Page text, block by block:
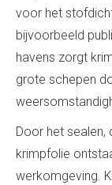
voor het
bijvoorbeeld
havens zorgt
grote schepen
Door het
krimpfolie
werkomgeving.